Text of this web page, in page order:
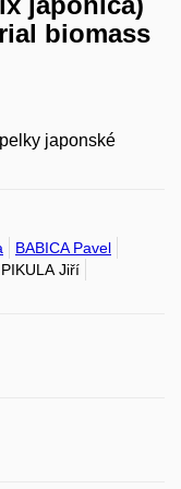
biomass
japonské
BABICA Pavel
PIKULA Jiří